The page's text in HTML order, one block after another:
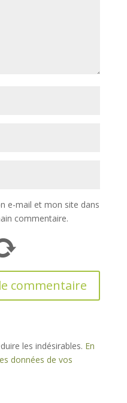
e-mail et mon site dans
commentaire.
les indésirables. En
données de vos